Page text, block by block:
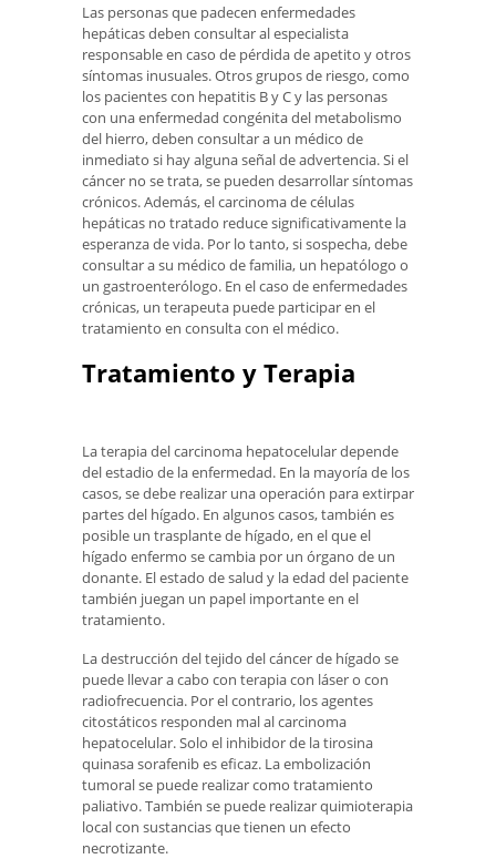
Las personas que padecen enfermedades
hepáticas deben consultar al especialista
responsable en caso de pérdida de apetito y otros
síntomas inusuales. Otros grupos de riesgo, como
los pacientes con hepatitis B y C y las personas
con una enfermedad congénita del metabolismo
del hierro, deben consultar a un médico de
inmediato si hay alguna señal de advertencia. Si el
cáncer no se trata, se pueden desarrollar síntomas
crónicos. Además, el carcinoma de células
hepáticas no tratado reduce significativamente la
esperanza de vida. Por lo tanto, si sospecha, debe
consultar a su médico de familia, un hepatólogo o
un gastroenterólogo. En el caso de enfermedades
crónicas, un terapeuta puede participar en el
tratamiento en consulta con el médico.
Tratamiento y Terapia
La terapia del carcinoma hepatocelular depende
del estadio de la enfermedad. En la mayoría de los
casos, se debe realizar una operación para extirpar
partes del hígado. En algunos casos, también es
posible un trasplante de hígado, en el que el
hígado enfermo se cambia por un órgano de un
donante. El estado de salud y la edad del paciente
también juegan un papel importante en el
tratamiento.
La destrucción del tejido del cáncer de hígado se
puede llevar a cabo con terapia con láser o con
radiofrecuencia. Por el contrario, los agentes
citostáticos responden mal al carcinoma
hepatocelular. Solo el inhibidor de la tirosina
quinasa sorafenib es eficaz. La embolización
tumoral se puede realizar como tratamiento
paliativo. También se puede realizar quimioterapia
local con sustancias que tienen un efecto
necrotizante.